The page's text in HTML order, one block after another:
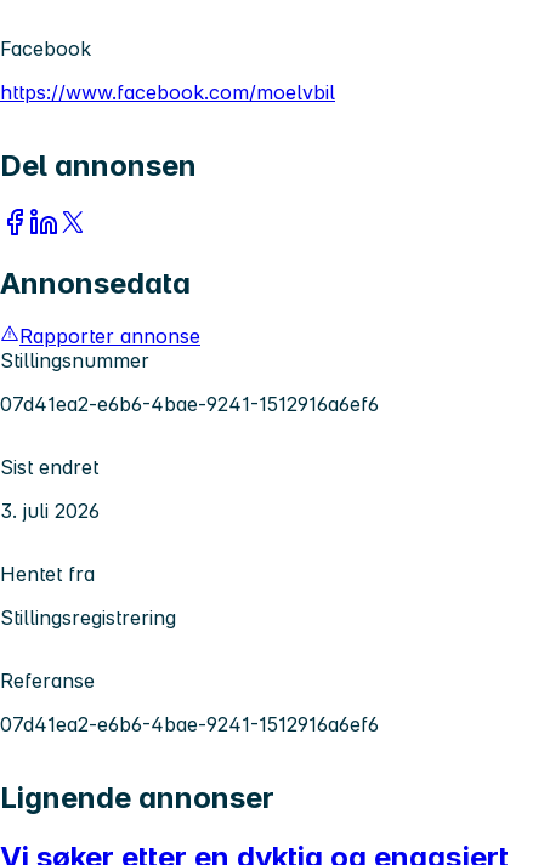
Facebook
https://www.facebook.com/moelvbil
Del annonsen
Annonsedata
Rapporter annonse
Stillingsnummer
07d41ea2-e6b6-4bae-9241-1512916a6ef6
Sist endret
3. juli 2026
Hentet fra
Stillingsregistrering
Referanse
07d41ea2-e6b6-4bae-9241-1512916a6ef6
Lignende annonser
Vi søker etter en dyktig og engasjert